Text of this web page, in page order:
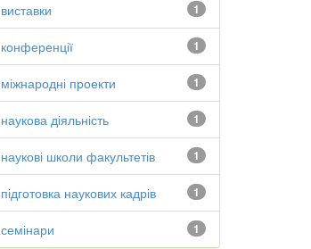
1
виставки
1
конференції
1
міжнародні проекти
1
наукова діяльність
1
наукові школи факультетів
1
підготовка наукових кадрів
1
семінари